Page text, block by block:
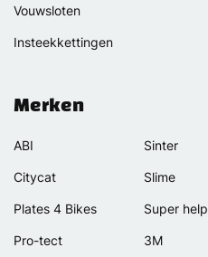
Vouwsloten
Insteekkettingen
Merken
ABI
Citycat
Plates 4 Bikes
Pro-tect
Sinter
Slime
Super help
3M